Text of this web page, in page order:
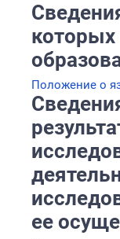
которых
Положение о
ее